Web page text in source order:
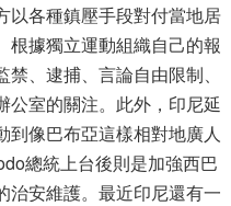
以各種鎮壓手段對付當地居
根據獨立運動組織自己的報
、逮捕、言論自由限制、
公室的關注。此外，印尼延
到像巴布亞這樣相對地廣人
總統上台後則是加強西巴
治安維護。最近印尼還有一